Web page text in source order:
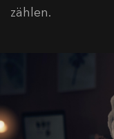
zählen.